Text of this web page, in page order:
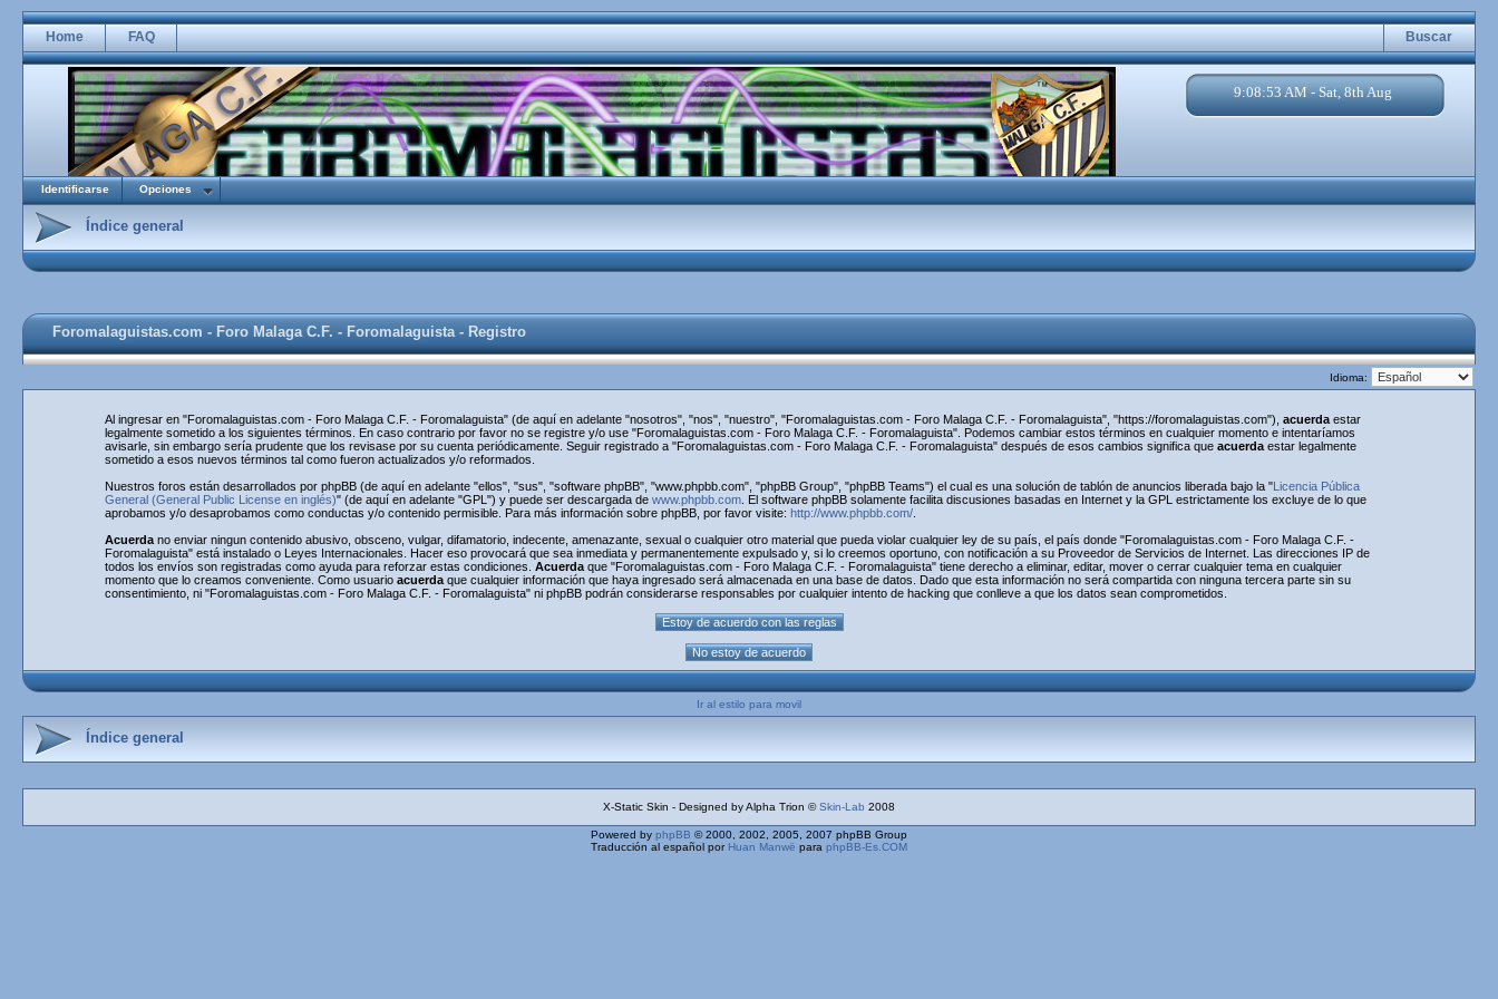
Home FAQ Buscar
9:08:53 AM - Sat, 8th Aug
Identificarse Opciones
Índice general
Foromalaguistas.com - Foro Malaga C.F. - Foromalaguista - Registro
Idioma:
Al ingresar en "Foromalaguistas.com - Foro Malaga C.F. - Foromalaguista" (de aquí en adelante "nosotros", "nos", "nuestro", "Foromalaguistas.com - Foro Malaga C.F. - Foromalaguista", "https://foromalaguistas.com"), acuerda estar
legalmente sometido a los siguientes términos. En caso contrario por favor no se registre y/o use "Foromalaguistas.com - Foro Malaga C.F. - Foromalaguista". Podemos cambiar estos términos en cualquier momento e intentaríamos
avisarle, sin embargo sería prudente que los revisase por su cuenta periódicamente. Seguir registrado a "Foromalaguistas.com - Foro Malaga C.F. - Foromalaguista" después de esos cambios significa que acuerda estar legalmente
sometido a esos nuevos términos tal como fueron actualizados y/o reformados.
Nuestros foros están desarrollados por phpBB (de aquí en adelante "ellos", "sus", "software phpBB", "www.phpbb.com", "phpBB Group", "phpBB Teams") el cual es una solución de tablón de anuncios liberada bajo la "Licencia Pública
General (General Public License en inglés)" (de aquí en adelante "GPL") y puede ser descargada de www.phpbb.com . El software phpBB solamente facilita discusiones basadas en Internet y la GPL estrictamente los excluye de lo que
aprobamos y/o desaprobamos como conductas y/o contenido permisible. Para más información sobre phpBB, por favor visite: http://www.phpbb.com/
Acuerda no enviar ningun contenido abusivo, obsceno, vulgar, difamatorio, indecente, amenazante, sexual o cualquier otro material que pueda violar cualquier ley de su país, el país donde "Foromalaguistas.com - Foro Malaga C.F. -
Foromalaguista" está instalado o Leyes Internacionales. Hacer eso provocará que sea inmediata y permanentemente expulsado y, si lo creemos oportuno, con notificación a su Proveedor de Servicios de Internet. Las direcciones IP de
todos los envíos son registradas como ayuda para reforzar estas condiciones. Acuerda que "Foromalaguistas.com - Foro Malaga C.F. - Foromalaguista" tiene derecho a eliminar, editar, mover o cerrar cualquier tema en cualquier
momento que lo creamos conveniente. Como usuario acuerda que cualquier información que haya ingresado será almacenada en una base de datos. Dado que esta información no será compartida con ninguna tercera parte sin su
consentimiento, ni "Foromalaguistas.com - Foro Malaga C.F. - Foromalaguista" ni phpBB podrán considerarse responsables por cualquier intento de hacking que conlleve a que los datos sean comprometidos.
Ir al estilo para movil
Índice general
X-Static Skin - Designed by Alpha Trion ©Skin-Lab 2008
Powered by phpBB © 2000, 2002, 2005, 2007 phpBB Group
Traducción al español por Huan Manwë para phpBB-Es.COM